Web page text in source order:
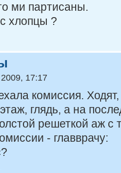
ми паpтисаны.
хлопцы ?
17:17
комиссия.
глядь, а на
решеткой аж с
- главврачу: